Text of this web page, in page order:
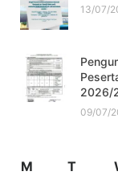
13/07/
2026/
09/07/
M T